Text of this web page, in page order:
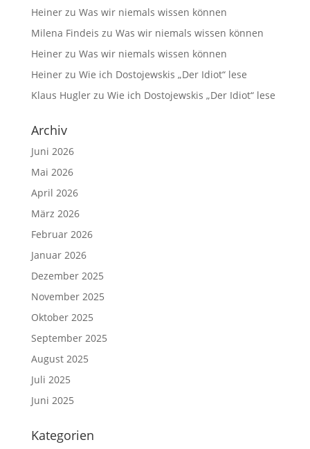
Heinerzu Was wir niemals wissen können
Milena Findeis zu Was wir niemals wissen können
Heinerzu Was wir niemals wissen können
Heinerzu Wie ich Dostojewskis „Der Idiot“ lese
Klaus Huglerzu Wie ich Dostojewskis „Der Idiot“ lese
Archiv
Juni 2026
Mai 2026
April 2026
März 2026
Februar 2026
Januar 2026
Dezember 2025
November 2025
Oktober 2025
September 2025
August 2025
Juli 2025
Juni 2025
Kategorien